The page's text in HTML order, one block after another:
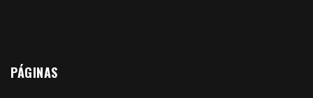
PÁGINAS